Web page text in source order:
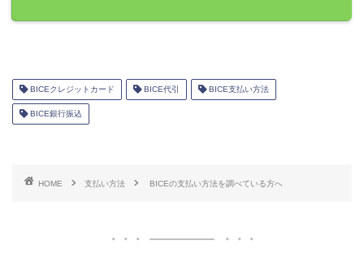
BICEクレジットカード BICE代引 BICE支払い方法
BICE銀行振込
HOME 支払い方法 BICEの支払い方法を調べている方へ